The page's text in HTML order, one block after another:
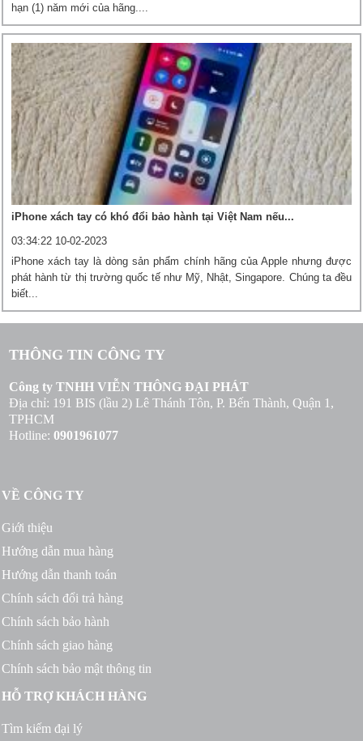
hạn (1) năm mới của hãng....
iPhone xách tay có khó đổi bảo hành tại Việt Nam nếu...
03:34:22 10-02-2023
iPhone xách tay là dòng sản phẩm chính hãng của Apple nhưng được
phát hành từ thị trường quốc tế như Mỹ, Nhật, Singapore. Chúng ta đều
biết...
THÔNG TIN CÔNG TY
Công ty TNHH VIỄN THÔNG ĐẠI PHÁT
Địa chỉ: 191 BIS (lầu 2) Lê Thánh Tôn, P. Bến Thành, Quận 1,
TPHCM
Hotline:0901961077
VỀ CÔNG TY
Giới thiệu
Hướng dẫn mua hàng
Hướng dẫn thanh toán
Chính sách đổi trả hàng
Chính sách bảo hành
Chính sách giao hàng
Chính sách bảo mật thông tin
HỖ TRỢ KHÁCH HÀNG
Tìm kiếm đại lý